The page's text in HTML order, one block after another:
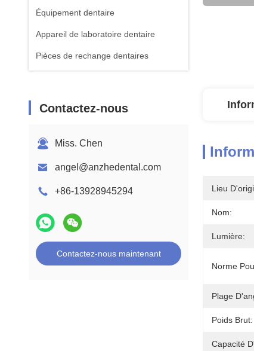
Équipement dentaire
Appareil de laboratoire dentaire
Pièces de rechange dentaires
Contactez-nous
Miss. Chen
angel@anzhedental.com
+86-13928945294
Contactez-nous maintenant
Lieu
Nom:
Lumière:
Norme
Plage
Poids Brut:
Capacité